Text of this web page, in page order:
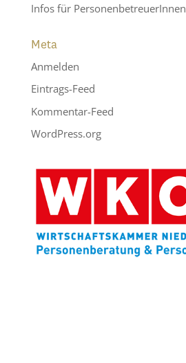
Infos für PersonenbetreuerInnen
Meta
Anmelden
Eintrags-Feed
Kommentar-Feed
WordPress.org